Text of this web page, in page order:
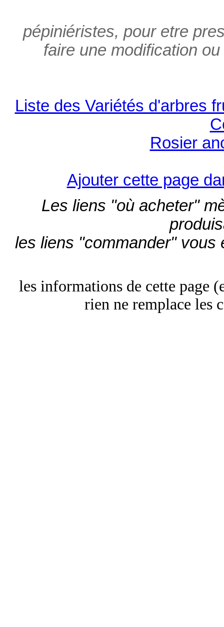
pépiniéristes, pour etre
faire une modification
Liste des Variétés d'arbres
Rosier
Ajouter cette page
Les liens "où acheter"
les liens "commander" vous
les informations de cette page
rien ne remplace les